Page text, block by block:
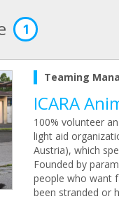
1
Teaming
ICARA
100% volunteer
light aid
Austria), which
Founded by
people who want
been stranded or